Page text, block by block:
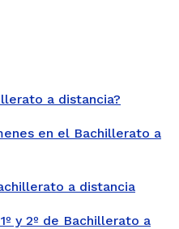
a distancia?
en el Bachillerato a
a distancia
y 2º de Bachillerato a